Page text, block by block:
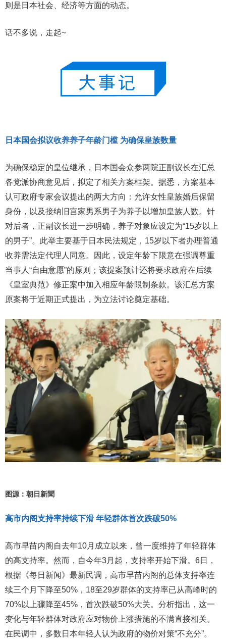
则是日本社会、经济等方面的动态。
话不多说，走起~
日本国会拟议收养养子年龄门槛 为确保皇族数量
为确保稳定的皇位继承，日本国会众参两院正副议长在汇总
各党派协商意见后，拟定了相关方案框架。据悉，方案基本
认可政府专家会议提出的两大方向：允许女性皇族婚后保留
身份，以及接纳旧宫家男系男子为养子以增加皇族人数。针
对后者，正副议长进一步明确，养子对象应设定为“15岁以上
的男子”。此举主要基于日本民法规定，15岁以下者办理普通
收养需法定代理人同意。因此，设定年龄下限意在强调尊重
当事人“自由意愿”的原则；该提案预计还将要求政府在后续
《皇室典范》修正案中加入相应年龄限制条款。该汇总方案
原案将于近期正式提出，为立法讨论奠定基础。
图源：朝日新聞
高市内阁支持率持续下滑 年轻群体首次跌破50%
高市早苗内阁自去年10月成立以来，曾一度维持了年轻群体
的高支持率。然而，自今年3月起，支持率开始下滑。6日，
根据《每日新闻》最新民调，高市早苗内阁的总体支持率连
续三个月下降至50%，18至29岁群体的支持率已从高峰时的
70%以上骤降至45%，首次跌破50%大关。分析指出，这一
变化与年轻群体对政府应对物价上涨措施的不满直接相关。
在民调中，多数日本年轻人认为政府的物价对策“不充分”。